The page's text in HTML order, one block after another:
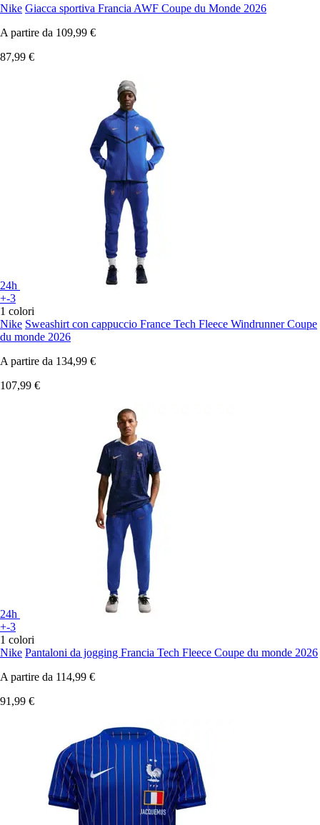
Nike Giacca sportiva Francia AWF Coupe du Monde 2026
A partire da 109,99 €
87,99 €
24h
+-3
1 colori
Nike Sweashirt con cappuccio France Tech Fleece Windrunner Coupe
du monde 2026
A partire da 134,99 €
107,99 €
24h
+-3
1 colori
Nike Pantaloni da jogging Francia Tech Fleece Coupe du monde 2026
A partire da 114,99 €
91,99 €